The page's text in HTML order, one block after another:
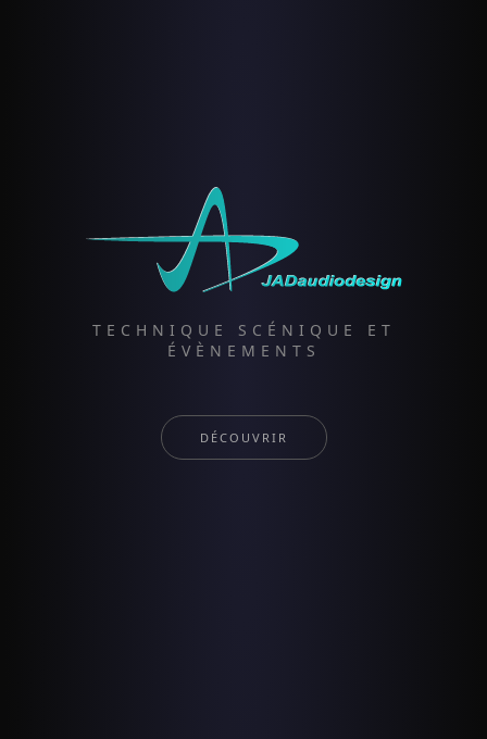
TECHNIQUE SCÉNIQUE ET
ÉVÈNEMENTS
DÉCOUVRIR